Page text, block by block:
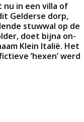
nu in een villa of
Gelderse dorp,
stuwwal op de
doet bijna on-
Klein Italië. Het
’hexen’ werd